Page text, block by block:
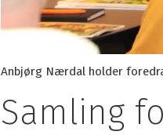
Anbjørg Nærdal holder
Samling